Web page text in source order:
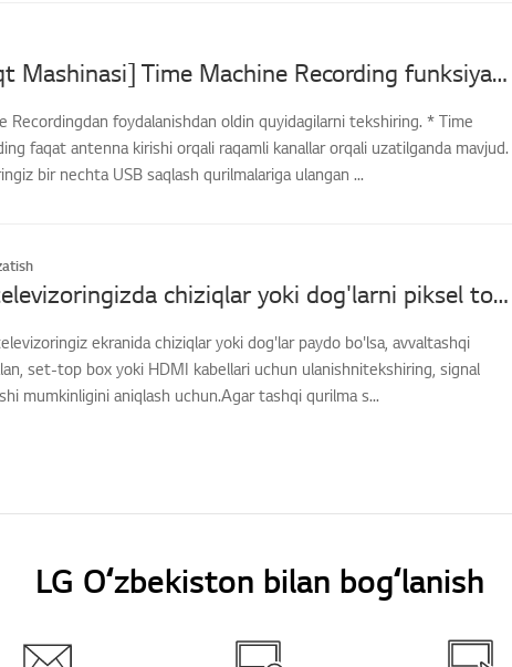
[LG TV Vaqt Mashinasi] Time Machine Recording funksiyasidan qanday foydalanishim mumkin?
Recordingdan foydalanishdan oldin quyidagilarni tekshiring. * Time
faqat antenna kirishi orqali raqamli kanallar orqali uzatilganda mavjud.
bir nechta USB saqlash qurilmalariga ulangan ...
LG OLED televizoringizda chiziqlar yoki dog'larni piksel tozalash orqali qanday tuzatish mumkin
ekranida chiziqlar yoki dog'lar paydo bo'lsa, avvaltashqi
set-top box yoki HDMI kabellari uchun ulanishnitekshiring, signal
mumkinligini aniqlash uchun.Agar tashqi qurilma s...
LG Oʻzbekiston bilan bogʻlanish